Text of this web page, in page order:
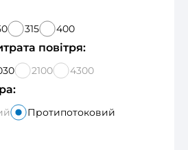
315 400
повітря:
2100 4300
Протипотоковий